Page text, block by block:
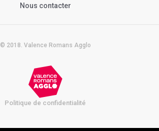
Nous contacter
© 2018. Valence Romans Agglo
Politique de confidentialité